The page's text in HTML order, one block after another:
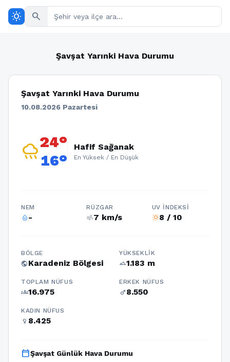
wb_sunny search
Şavşat Yarınki Hava Durumu
Şavşat Yarınki Hava Durumu
10.08.2026 Pazartesi
rainy24°
16°
Hafif Sağanak
En Yüksek / En Düşük
NEM
humidity_percentage-
RÜZGAR
air7 km/s
UV İNDEKSI
wb_sunny8 / 10
BÖLGE
publicKaradeniz Bölgesi
YÜKSEKLIK
terrain1.183 m
TOPLAM NÜFUS
groups16.975
ERKEK NÜFUS
male8.550
KADIN NÜFUS
female 8.425
calendar_todayŞavşat Günlük Hava Durumu